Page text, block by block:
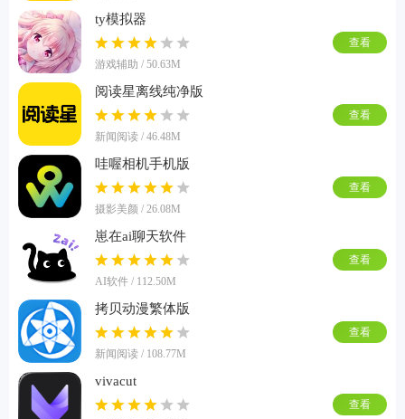
ty模拟器
游戏辅助 / 50.63M
查看
阅读星离线纯净版
新闻阅读 / 46.48M
查看
哇喔相机手机版
摄影美颜 / 26.08M
查看
崽在ai聊天软件
AI软件 / 112.50M
查看
拷贝动漫繁体版
新闻阅读 / 108.77M
查看
vivacut
查看